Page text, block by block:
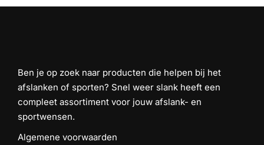
Ben je op zoek naar producten die helpen bij het
afslanken of sporten? Snel weer slank heeft een
compleet assortiment voor jouw afslank- en
sportwensen.
Algemene voorwaarden